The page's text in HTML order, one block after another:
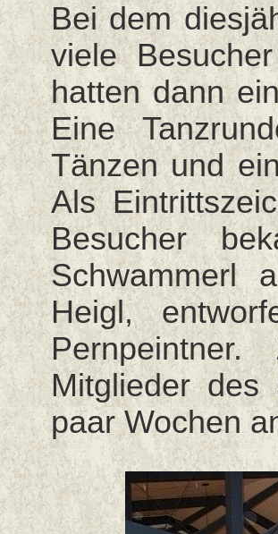
Bei dem
viele
hatten dann
Eine
Tänzen und
Als
Besucher
Schwammerl
Heigl,
Mitglieder des
paar Wochen